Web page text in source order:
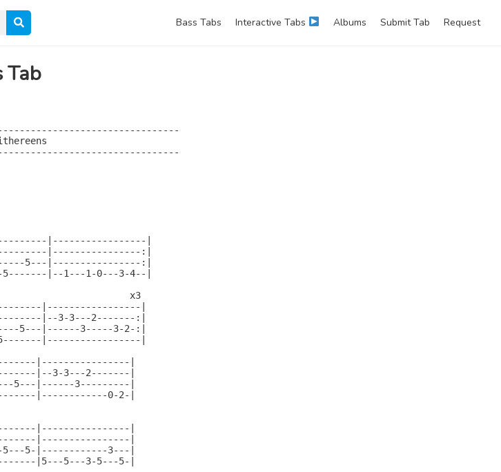
Bass Tabs Interactive Tabs Albums Submit Tab Request
Tab
|-----------------|
|----------------:|
5---|----------------:|
|--1---1-0---3-4--|
x3
|-----------------|
|--3-3---2-------:|
5---|------3-----3-2-:|
5-------|-----------------|
|----------------|
|--3-3---2-------|
5---|------3---------|
|------------0-2-|
|----------------|
|----------------|
5-|------------3---|
|5---5---3-5---5-|